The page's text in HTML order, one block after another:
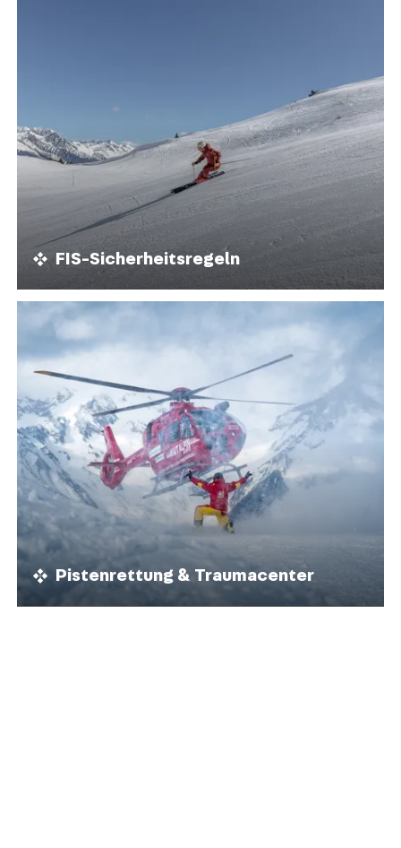
FIS-Sicherheitsregeln
Pistenrettung & Traumacenter